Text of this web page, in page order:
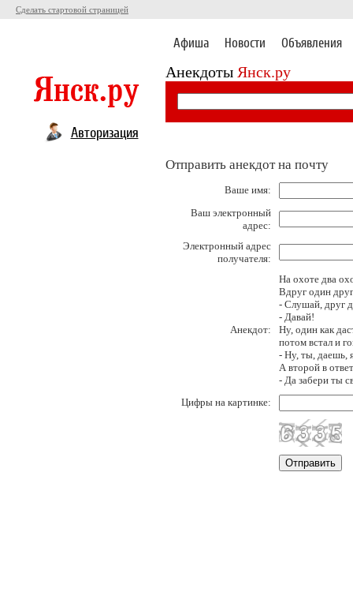
Сделать стартовой страницей
Афиша Новости Объявления
Анекдоты Янск.ру
Авторизация
Отправить анекдот на почту
Ваше имя:
Ваш электронный
адрес:
Электронный адрес
получателя:
Анекдот:
На охоте два
Вдруг один
- Слушай, друг
- Давай!
Ну, один как
потом встал и
- Ну, ты, даешь,
А второй в
- Да забери ты
Цифры на картинке: